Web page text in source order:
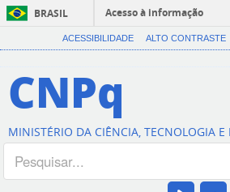
BRASIL
Acesso à informação
ACESSIBILIDADE ALTO CONTRASTE
CNPq
MINISTÉRIO DA CIÊNCIA, TECNOLOGIA E